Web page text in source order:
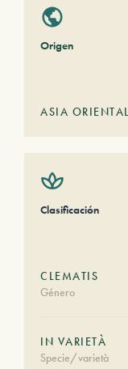
Origen
ASIA ORIENTAL
Clasificación
CLEMATIS
Género
IN VARIETÀ
Specie/varietà